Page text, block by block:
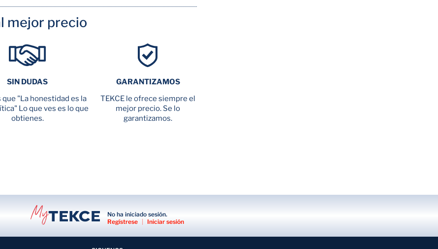
mejor precio
SIN DUDAS
que "La honestidad es la
Lo que ves es lo que
obtienes.
GARANTIZAMOS
TEKCE le ofrece siempre el
mejor precio. Se lo
garantizamos.
No ha iniciado sesión.
Regístrese | Iniciar sesión